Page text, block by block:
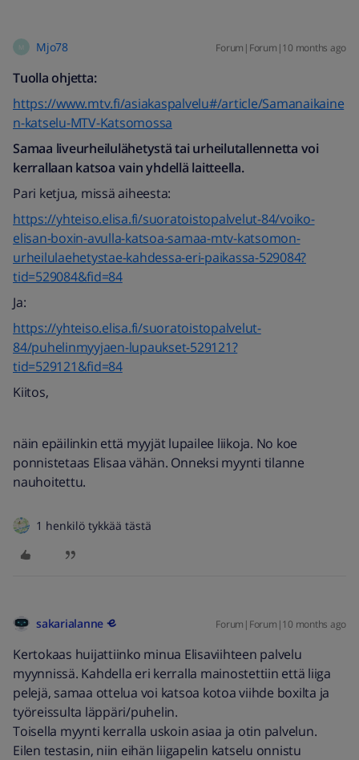
M Mjo78 Forum|Forum|10 months ago
Tuolla ohjetta:
https://www.mtv.fi/asiakaspalvelu#/article/Samanaikaine
n-katselu-MTV-Katsomossa
Samaa liveurheilulähetystä tai urheilutallennetta voi
kerrallaan katsoa vain yhdellä laitteella.
Pari ketjua, missä aiheesta:
https://yhteiso.elisa.fi/suoratoistopalvelut-84/voiko-
elisan-boxin-avulla-katsoa-samaa-mtv-katsomon-
urheilulaehetystae-kahdessa-eri-paikassa-529084?
tid=529084&fid=84
Ja:
https://yhteiso.elisa.fi/suoratoistopalvelut-
84/puhelinmyyjaen-lupaukset-529121?
tid=529121&fid=84
Kiitos,
näin epäilinkin että myyjät lupailee liikoja. No koe
ponnistetaas Elisaa vähän. Onneksi myynti tilanne
nauhoitettu.
1 henkilö tykkää tästä
sakarialanne Forum|Forum|10 months ago
Kertokaas huijattiinko minua Elisaviihteen palvelu
myynnissä. Kahdella eri kerralla mainostettiin että liiga
pelejä, samaa ottelua voi katsoa kotoa viihde boxilta ja
työreissulta läppäri/puhelin.
Toisella myynti kerralla uskoin asiaa ja otin palvelun.
Eilen testasin, niin eihän liigapelin katselu onnistu